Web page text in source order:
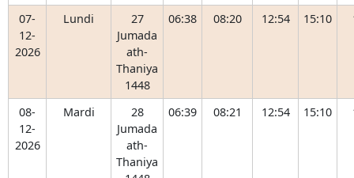
07-
12-
2026
Lundi
27
Jumada
ath-
Thaniya
1448
06:38 08:20 12:54 15:10
08-
12-
2026
Mardi
28
Jumada
ath-
Thaniya
06:39 08:21 12:54 15:10